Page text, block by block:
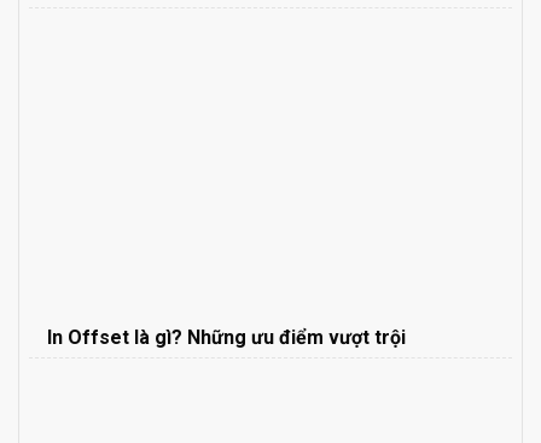
In Offset là gì? Những ưu điểm vượt trội